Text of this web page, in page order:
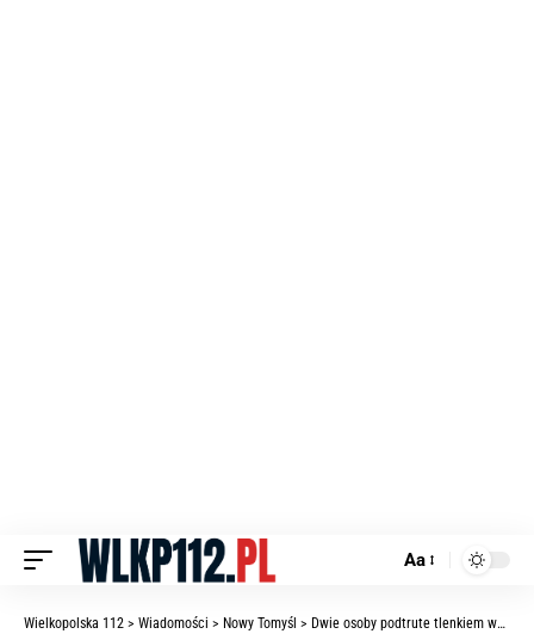
Aa
Wielkopolska 112 > Wiadomości > Nowy Tomyśl > Dwie osoby podtrute tlenkiem węgla. Na miejscu służby ratunkowe